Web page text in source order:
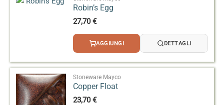
Robin’s Egg
27,70€
AGGIUNGI DETTAGLI
Stoneware Mayco
Copper Float
23,70€